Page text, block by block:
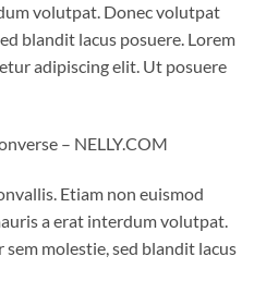
volutpat. Donec volutpat
blandit lacus posuere. Lorem
adipiscing elit. Ut posuere
– NELLY.COM
Etiam non euismod
a erat interdum volutpat.
molestie, sed blandit lacus